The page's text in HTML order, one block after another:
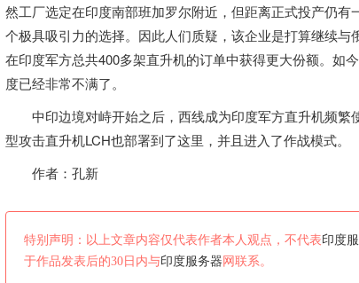
然工厂选定在印度南部班加罗尔附近，但距离正式投产仍有
个极具吸引力的选择。因此人们质疑，该企业是打算继续
在印度军方总共400多架直升机的订单中获得更大份额。如今
度已经非常不满了。
中印边境对峙开始之后，西线成为印度军方直升机频繁
型攻击直升机LCH也部署到了这里，并且进入了作战模式。
作者：孔新
特别声明：以上文章内容仅代表作者本人观点，不代表 印度
于作品发表后的30日内与印度服务器 网联系。